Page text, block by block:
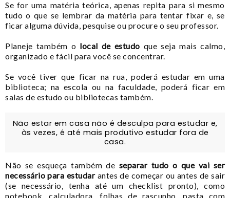
Se for uma matéria teórica, apenas repita para si mesmo
tudo o que se lembrar da matéria para tentar fixar e, se
ficar alguma dúvida, pesquise ou procure o seu professor.
Planeje também o local de estudo que seja mais calmo,
organizado e fácil para você se concentrar.
Se você tiver que ficar na rua, poderá estudar em uma
biblioteca; na escola ou na faculdade, poderá ficar em
salas de estudo ou bibliotecas também.
Não estar em casa não é desculpa para estudar e,
às vezes, é até mais produtivo estudar fora de
casa.
Não se esqueça também de separar tudo o que vai ser
necessário para estudarantes de começar ou antes de sair
(se necessário, tenha até um checklist pronto), como
notebook, calculadora, folhas de rascunho, pasta com